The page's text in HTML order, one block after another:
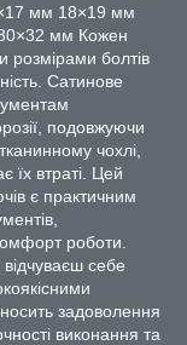
мм 18×19 мм
мм Кожен
розмірами болтів
Сатинове
подовжуючи
чохлі,
їх втраті. Цей
є практичним
роботи.
себе
задоволення
виконання та